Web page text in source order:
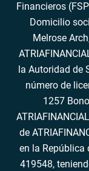
Financieros
Domicilio
Melrose
la Autoridad de
número de
1257
de
en la República
419548,